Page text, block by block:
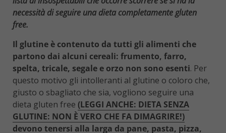
necessità di seguire una dieta completamente gluten
free.
Il glutine è contenuto da tutti gli alimenti che
partono dai alcuni cereali: frumento, farro,
spelta, tricale, segale e orzo non sono esenti. Per
questo motivo gli intolleranti al glutine o coloro che,
giusto o sbagliato che sia, vogliono seguire una
dieta gluten free (LEGGI ANCHE: DIETA SENZA
GLUTINE: NON È VERO CHE FA DIMAGRIRE!)
devono tenersi alla larga da pane, pasta, pizza,